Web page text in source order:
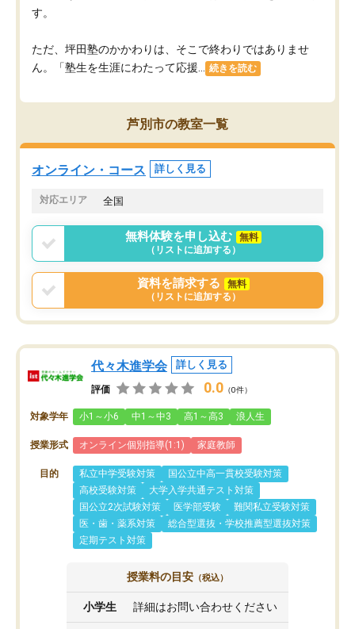
す。
ただ、坪田塾のかかわりは、そこで終わりではありませ
ん。「塾生を生涯にわたって応援...
続きを読む
芦別市の教室一覧
オンライン・コース 詳しく見る
対応エリア 全国
無料体験を申し込む
無料
（リストに追加する）
資料を請求する
無料
（リストに追加する）
代々木進学会 詳しく見る
評価 0.0 （0件）
対象学年 小1～小6 中1～中3 高1～高3 浪人生
授業形式 オンライン個別指導(1:1) 家庭教師
目的 私立中学受験対策
国公立中高一貫校受験対策
高校受験対策
大学入学共通テスト対策
国公立2次試験対策
医学部受験
難関私立受験対策
医・歯・薬系対策
総合型選抜・学校推薦型選抜対策
定期テスト対策
授業料の目安 （税込）
小学生 詳細はお問い合わせください